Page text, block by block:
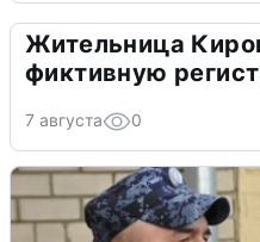
Жительница
фиктивную
7 августа 0